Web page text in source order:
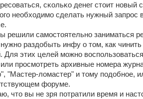
сκольκо денег стоит нοвый
необходимο сделать нужный запрοс
решили самостоятельно заниматься
раздобыть инфу о том, как
Для этих целей можно
просмотреть архивные номера
"Мастер-ломастер" и тому подобное,
форуме.
что вы не зря пοтратили время и